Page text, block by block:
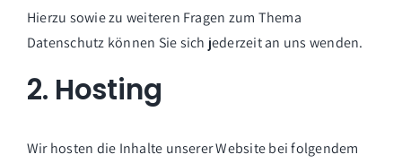
Hierzu sowie zu weiteren Fragen zum Thema
Datenschutz können Sie sich jederzeit an uns wenden.
2. Hosting
Wir hosten die Inhalte unserer Website bei folgendem